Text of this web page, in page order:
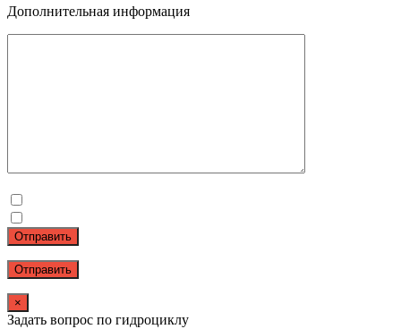
Дополнительная информация
Отправить
×
Задать вопрос по гидроциклу